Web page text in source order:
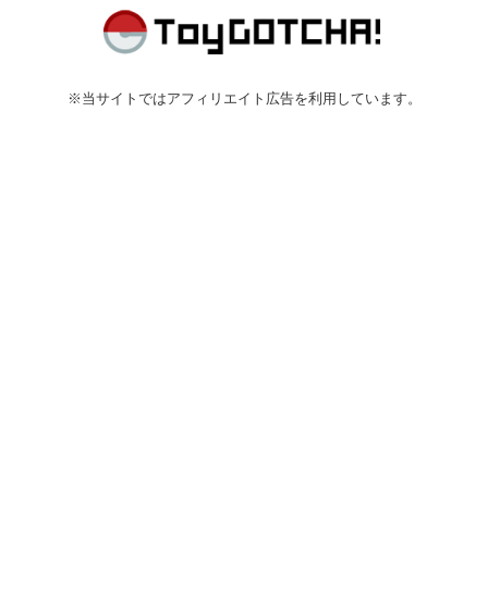
※当サイトではアフィリエイト広告を利用しています。